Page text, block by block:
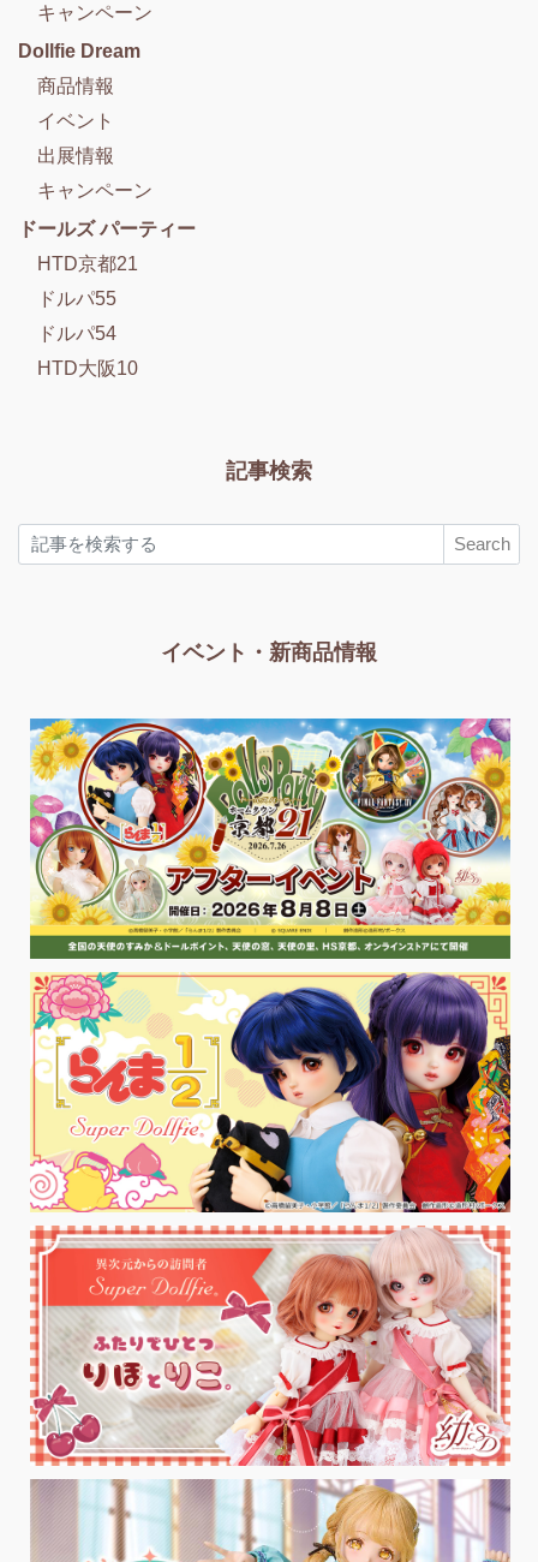
キャンペーン
Dollfie Dream
商品情報
イベント
出展情報
キャンペーン
ドールズ パーティー
HTD京都21
ドルパ55
ドルパ54
HTD大阪10
記事検索
Search
イベント・新商品情報